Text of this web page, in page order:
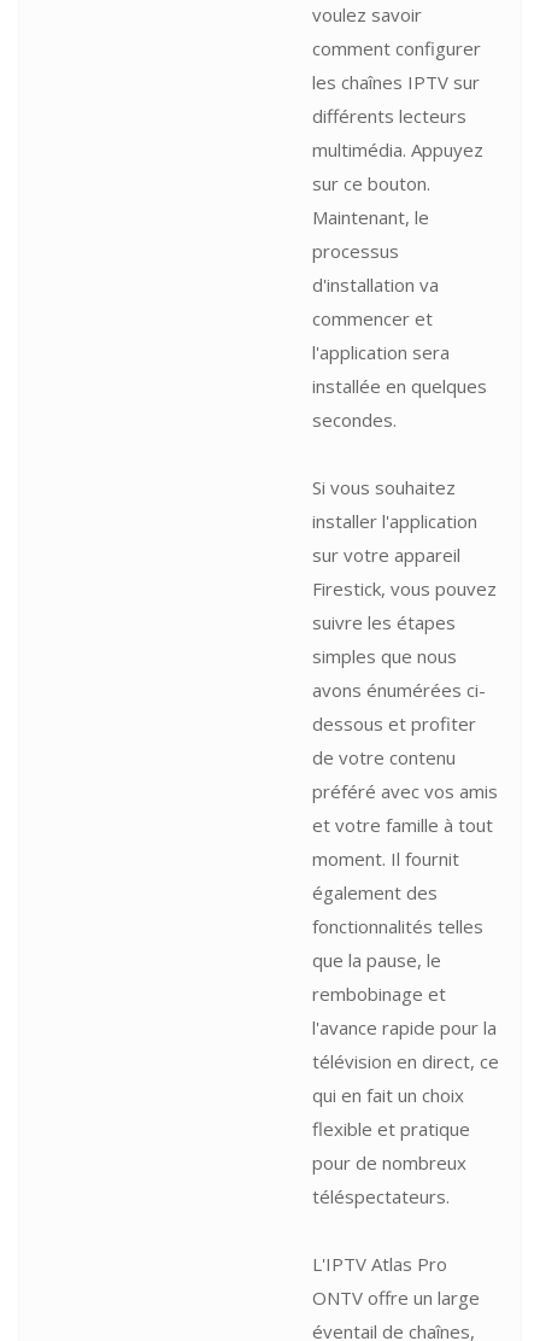
voulez savoir
comment configurer
les chaînes IPTV sur
différents lecteurs
multimédia. Appuyez
sur ce bouton.
Maintenant, le
processus
d'installation va
commencer et
l'application sera
installée en quelques
secondes.
Si vous souhaitez
installer l'application
sur votre appareil
Firestick, vous pouvez
suivre les étapes
simples que nous
avons énumérées ci-
dessous et profiter
de votre contenu
préféré avec vos amis
et votre famille à tout
moment. Il fournit
également des
fonctionnalités telles
que la pause, le
rembobinage et
l'avance rapide pour la
télévision en direct, ce
qui en fait un choix
flexible et pratique
pour de nombreux
téléspectateurs.
L'IPTV Atlas Pro
ONTV offre un large
éventail de chaînes,